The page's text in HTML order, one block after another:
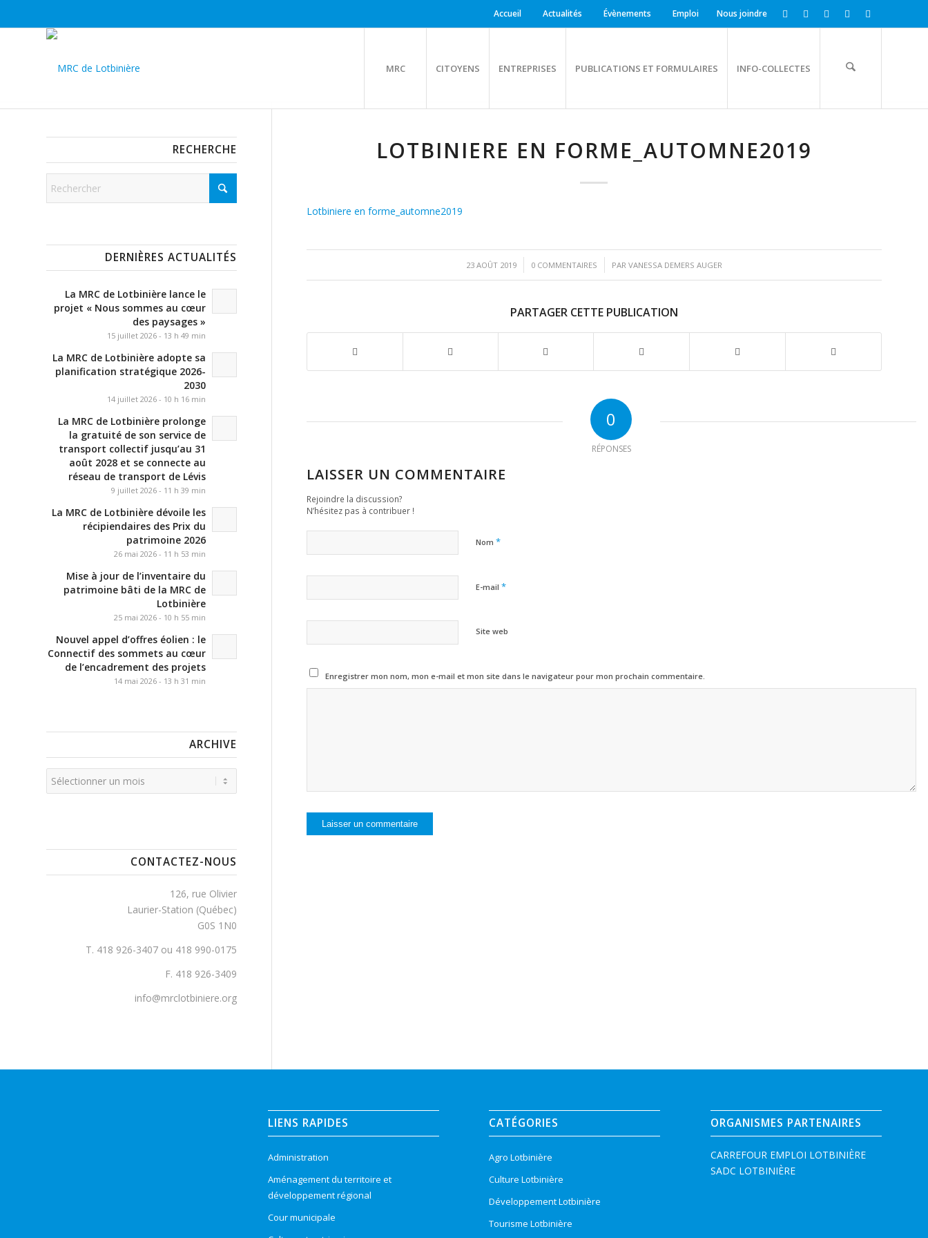
Accueil Actualités Évènements Emploi Nous joindre
MRC CITOYENS ENTREPRISES PUBLICATIONS ET FORMULAIRES INFO-COLLECTES
LOTBINIERE EN FORME_AUTOMNE2019
Lotbiniere en forme_automne2019
23 AOÛT 2019
/ 0 COMMENTAIRES
/ PAR VANESSA DEMERS AUGER
PARTAGER CETTE PUBLICATION
0
RÉPONSES
LAISSER UN COMMENTAIRE
Rejoindre la discussion?
N’hésitez pas à contribuer !
Nom *
E-mail *
Site web
Enregistrer mon nom, mon e-mail et mon site dans le navigateur pour mon prochain commentaire.
RECHERCHE
DERNIÈRES ACTUALITÉS
La MRC de Lotbinière lance le
projet « Nous sommes au cœur
des paysages »
15 juillet 2026 - 13 h 49 min
La MRC de Lotbinière adopte sa
planification stratégique 2026-
2030
14 juillet 2026 - 10 h 16 min
La MRC de Lotbinière prolonge
la gratuité de son service de
transport collectif jusqu’au 31
août 2028 et se connecte au
réseau de transport de Lévis
9 juillet 2026 - 11 h 39 min
La MRC de Lotbinière dévoile les
récipiendaires des Prix du
patrimoine 2026
26 mai 2026 - 11 h 53 min
Mise à jour de l’inventaire du
patrimoine bâti de la MRC de
Lotbinière
25 mai 2026 - 10 h 55 min
Nouvel appel d’offres éolien : le
Connectif des sommets au cœur
de l’encadrement des projets
14 mai 2026 - 13 h 31 min
ARCHIVE
CONTACTEZ-NOUS
126, rue Olivier
Laurier-Station (Québec)
G0S 1N0
T. 418 926-3407 ou 418 990-0175
F. 418 926-3409
info@mrclotbiniere.org
LIENS RAPIDES
Administration
Aménagement du territoire et
développement régional
Cour municipale
CATÉGORIES
Agro Lotbinière
Culture Lotbinière
Développement Lotbinière
Tourisme Lotbinière
ORGANISMES PARTENAIRES
CARREFOUR EMPLOI LOTBINIÈRE
SADC LOTBINIÈRE